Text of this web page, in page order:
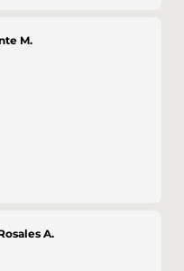
M.
A.